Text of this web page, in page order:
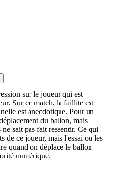
sur le joueur qui est
Sur ce match, la faillite est
est anecdotique. Pour un
du ballon, mais
sait pas fait ressentir. Ce qui
de ce joueur, mais l'essai ou les
quand on déplace le ballon
numérique.